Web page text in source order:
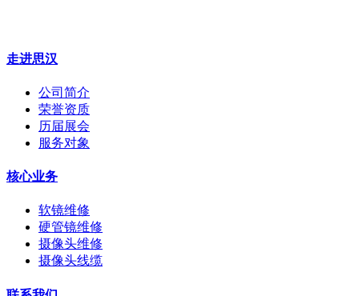
走进思汉
公司简介
荣誉资质
历届展会
服务对象
核心业务
软镜维修
硬管镜维修
摄像头维修
摄像头线缆